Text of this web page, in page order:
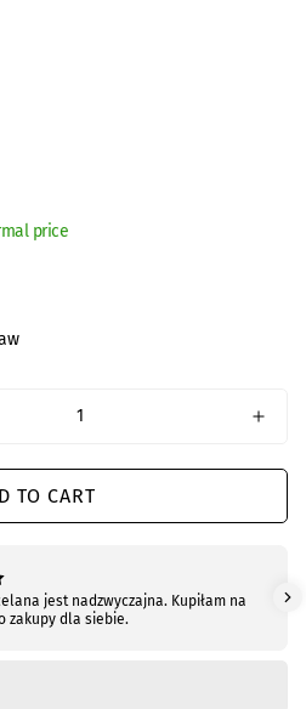
price
TO CART
jest nadzwyczajna. Kupiłam na
zakupy dla siebie.